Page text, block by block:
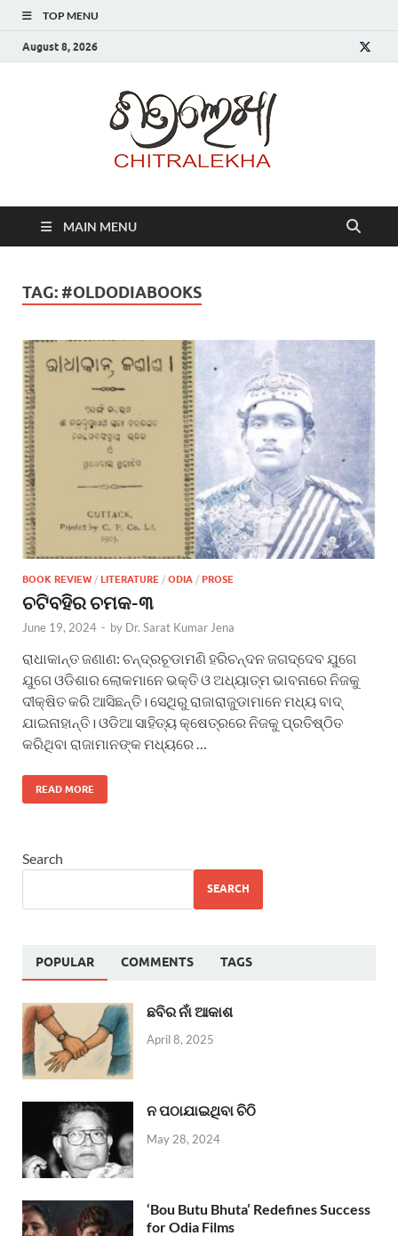
TOP MENU
August 8, 2026
MAIN MENU
TAG: #OLDODIABOOKS
BOOK REVIEW / LITERATURE / ODIA / PROSE
ଚଟିବହିର ଚମକ-୩
June 19, 2024 - by Dr. Sarat Kumar Jena
ରାଧାକାନ୍ତ ଜଣାଣ: ଚନ୍ଦ୍ରଚୂଡାମଣି ହରିଚନ୍ଦନ ଜଗଦ୍ଦେବ ଯୁଗେ
ଯୁଗେ ଓଡିଶାର ଲୋକମାନେ ଭକ୍ତି ଓ ଅଧ୍ୟାତ୍ମ ଭାବନାରେ ନିଜକୁ
ଦୀକ୍ଷିତ କରି ଆସିଛନ୍ତି। ସେଥିରୁ ରାଜାରାଜୁଡାମାନେ ମଧ୍ୟ ବାଦ୍
ଯାଇନାହାନ୍ତି। ଓଡିଆ ସାହିତ୍ୟ କ୍ଷେତ୍ରରେ ନିଜକୁ ପ୍ରତିଷ୍ଠିତ
କରିଥିବା ରାଜାମାନଙ୍କ ମଧ୍ୟରେ …
READ MORE
Search
SEARCH
POPULAR COMMENTS TAGS
ଛବିର ନାଁ ଆକାଶ
April 8, 2025
ନ ପଠାଯାଇଥିବା ଚିଠି
May 28, 2024
‘Bou Butu Bhuta’ Redefines Success
for Odia Films